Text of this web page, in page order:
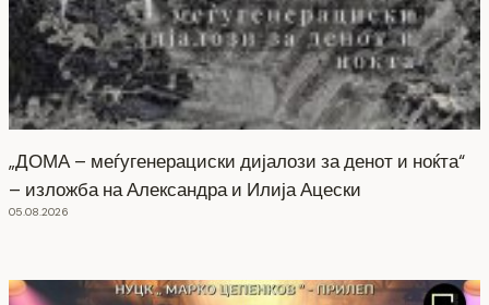
„ДОМА – меѓугенерациски дијалози за денот и ноќта“
– изложба на Александра и Илија Ацески
05.08.2026